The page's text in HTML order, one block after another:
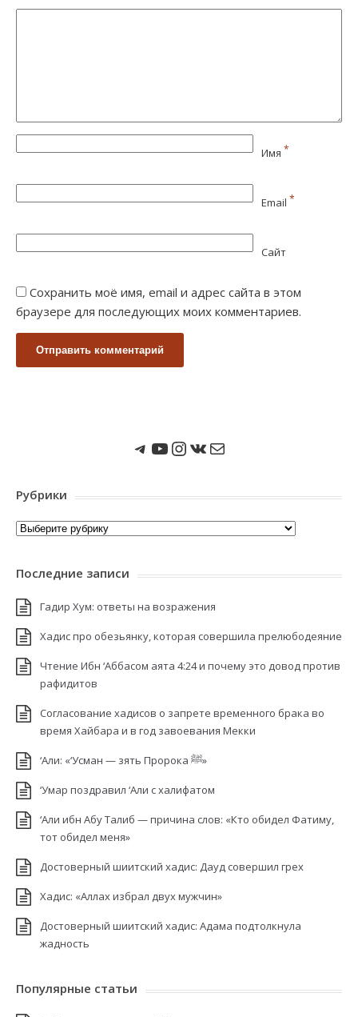
Имя *
Email *
Сайт
Сохранить моё имя, email и адрес сайта в этом
браузере для последующих моих комментариев.
Мы в Telegram
Мы на Youtube
Instagram
ВКонтакте
Почта
Рубрики
Рубрики
Последние записи
Гадир Хум: ответы на возражения
Хадис про обезьянку, которая совершила прелюбодеяние
Чтение Ибн ‘Аббасом аята 4:24 и почему это довод против
рафидитов
Согласование хадисов о запрете временного брака во
время Хайбара и в год завоевания Мекки
‘Али: «‘Усман — зять Пророка ﷺ»
‘Умар поздравил ‘Али с халифатом
‘Али ибн Абу Талиб — причина слов: «Кто обидел Фатиму,
тот обидел меня»
Достоверный шиитский хадис: Дауд совершил грех
Хадис: «Аллах избрал двух мужчин»
Достоверный шиитский хадис: Адама подтолкнула
жадность
Популярные статьи